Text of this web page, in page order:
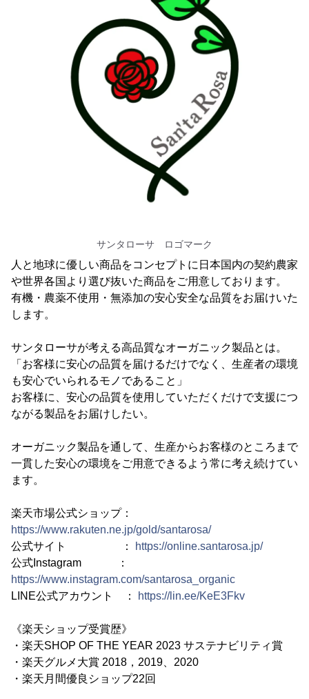
サンタローサ ロゴマーク
人と地球に優しい商品をコンセプトに日本国内の契約農家
や世界各国より選び抜いた商品をご用意しております。
有機・農薬不使用・無添加の安心安全な品質をお届けいた
します。
サンタローサが考える高品質なオーガニック製品とは。
「お客様に安心の品質を届けるだけでなく、生産者の環境
も安心でいられるモノであること」
お客様に、安心の品質を使用していただくだけで支援につ
ながる製品をお届けしたい。
オーガニック製品を通して、生産からお客様のところまで
一貫した安心の環境をご用意できるよう常に考え続けてい
ます。
楽天市場公式ショップ：
https://www.rakuten.ne.jp/gold/santarosa/
公式サイト ：
https://online.santarosa.jp/
公式Instagram ：
https://www.instagram.com/santarosa_organic
LINE公式アカウント ：
https://lin.ee/KeE3Fkv
《楽天ショップ受賞歴》
・楽天SHOP OF THE YEAR 2023 サステナビリティ賞
・楽天グルメ大賞 2018，2019、2020
・楽天月間優良ショップ22回